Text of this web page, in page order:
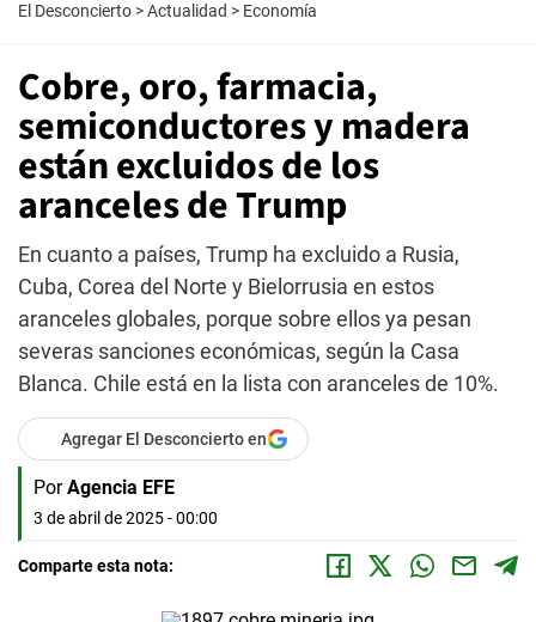
El Desconcierto >Actualidad > Economía
Cobre, oro, farmacia,
semiconductores y madera
están excluidos de los
aranceles de Trump
En cuanto a países, Trump ha excluido a Rusia,
Cuba, Corea del Norte y Bielorrusia en estos
aranceles globales, porque sobre ellos ya pesan
severas sanciones económicas, según la Casa
Blanca. Chile está en la lista con aranceles de 10%.
Agregar El Desconcierto en
Por Agencia EFE
3 de abril de 2025 - 00:00
Comparte esta nota: